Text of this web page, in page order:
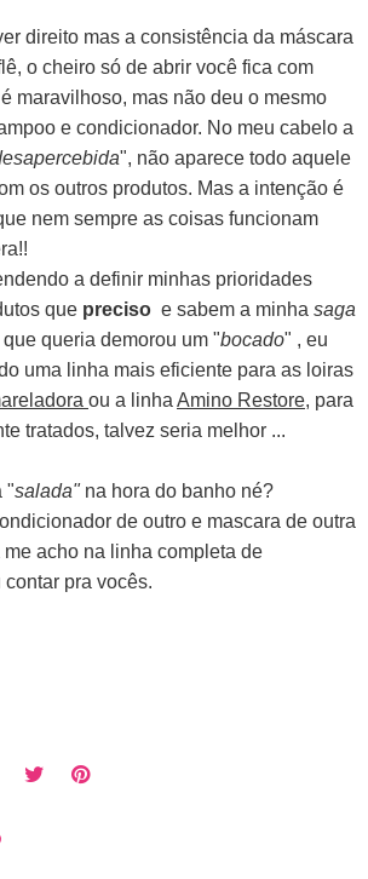
direito mas a consistência da máscara
o cheiro só de abrir você fica com
maravilhoso, mas não deu o mesmo
e condicionador. No meu cabelo a
", não aparece todo aquele
os outros produtos. Mas a intenção é
nem sempre as coisas funcionam
a definir minhas prioridades
que preciso e sabem a minha saga
queria demorou um "bocado" , eu
uma linha mais eficiente para as loiras
ou a linha Amino Restore, para
tratados, talvez seria melhor ...
"salada" na hora do banho né?
de outro e mascara de outra
me acho na linha completa de
pra vocês.